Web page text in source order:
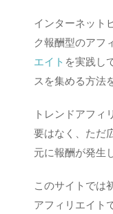
インターネット
ク報酬型のアフ
エイト を実践し
スを集める方法
トレンドアフィ
要はなく、ただ
元に報酬が発生
このサイトでは
アフィリエイト